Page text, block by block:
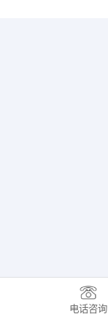
电话咨询